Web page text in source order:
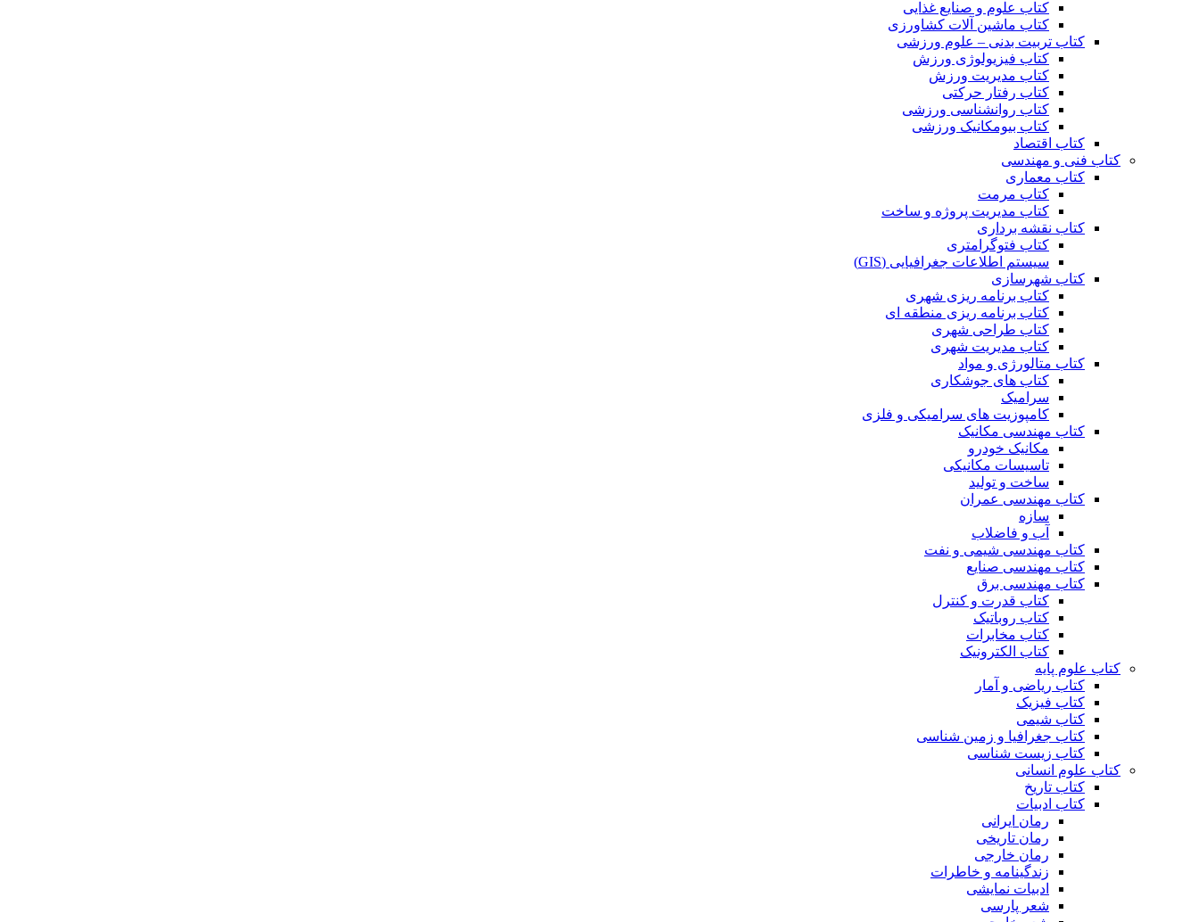
کتاب علوم و صنایع غذایی
کتاب ماشین آلات کشاورزی
کتاب تربیت بدنی – علوم ورزشی
کتاب فیزیولوژی ورزش
کتاب مدیریت ورزش
کتاب رفتار حرکتی
کتاب روانشناسی ورزشی
کتاب بیومکانیک ورزشی
کتاب اقتصاد
کتاب فنی و مهندسی
کتاب معماری
کتاب مرمت
کتاب مدیریت پروژه و ساخت
کتاب نقشه برداری
کتاب فتوگرامتری
سیستم اطلاعات جغرافیایی (GIS)
کتاب شهرسازی
کتاب برنامه ریزی شهری
کتاب برنامه ریزی منطقه ای
کتاب طراحی شهری
کتاب مدیریت شهری
کتاب متالورژی و مواد
کتاب های جوشکاری
سرامیک
کامپوزیت های سرامیکی و فلزی
کتاب مهندسی مکانیک
مکانیک خودرو
تاسیسات مکانیکی
ساخت و تولید
کتاب مهندسی عمران
سازه
آب و فاضلاب
کتاب مهندسی شیمی و نفت
کتاب مهندسی صنایع
کتاب مهندسی برق
کتاب قدرت و کنترل
کتاب روباتیک
کتاب مخابرات
کتاب الکترونیک
کتاب علوم پایه
کتاب ریاضی و آمار
کتاب فیزیک
کتاب شیمی
کتاب جغرافیا و زمین شناسی
کتاب زیست شناسی
کتاب علوم انسانی
کتاب تاریخ
کتاب ادبیات
رمان ایرانی
رمان تاریخی
رمان خارجی
زندگینامه و خاطرات
ادبیات نمایشی
شعر پارسی